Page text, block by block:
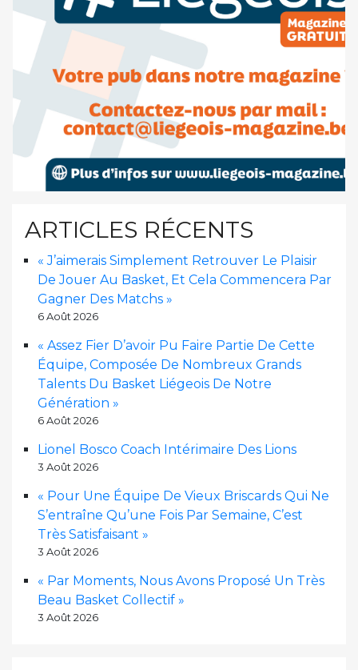
ARTICLES RÉCENTS
« J’aimerais Simplement Retrouver Le Plaisir
De Jouer Au Basket, Et Cela Commencera Par
Gagner Des Matchs »
6 Août 2026
« Assez Fier D’avoir Pu Faire Partie De Cette
Équipe, Composée De Nombreux Grands
Talents Du Basket Liégeois De Notre
Génération »
6 Août 2026
Lionel Bosco Coach Intérimaire Des Lions
3 Août 2026
« Pour Une Équipe De Vieux Briscards Qui Ne
S’entraîne Qu’une Fois Par Semaine, C’est
Très Satisfaisant »
3 Août 2026
« Par Moments, Nous Avons Proposé Un Très
Beau Basket Collectif »
3 Août 2026